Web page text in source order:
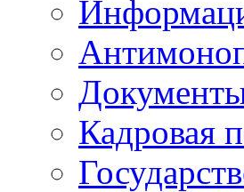
Кадровая